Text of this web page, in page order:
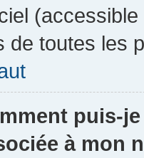
de toutes les
puis-
à mon